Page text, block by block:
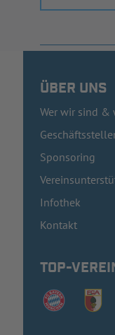
ÜBER UNS
Wer wir sind &
Sponsoring
Infothek
Kontakt
TOP-